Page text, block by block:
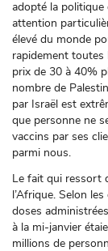
adopté la politique
attention
élevé du monde
rapidement toutes
prix de 30 à 40%
nombre de
par Israël est
que personne ne
vaccins par ses
parmi nous.
Le fait qui ressort
l’Afrique. Selon
doses
à la mi-janvier
millions de